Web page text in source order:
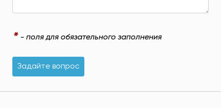
* - поля для обязательного заполнения
Задайте вопрос